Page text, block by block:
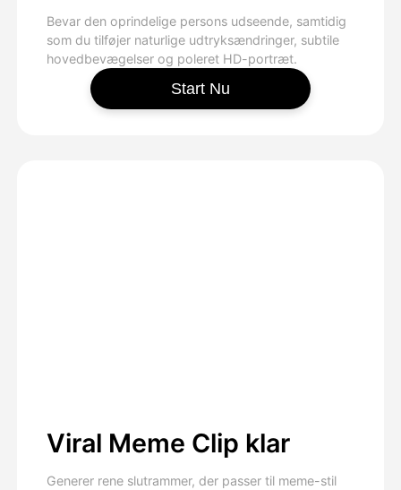
Bevar den oprindelige persons udseende, samtidig
som du tilføjer naturlige udtryksændringer, subtile
hovedbevægelser og poleret HD-portræt.
Start Nu
Viral Meme Clip klar
Generer rene slutrammer, der passer til meme-stil